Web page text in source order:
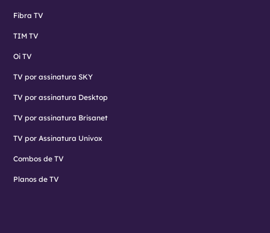
Fibra TV
TIM TV
Oi TV
TV por assinatura SKY
TV por assinatura Desktop
TV por assinatura Brisanet
TV por Assinatura Univox
Combos de TV
Planos de TV